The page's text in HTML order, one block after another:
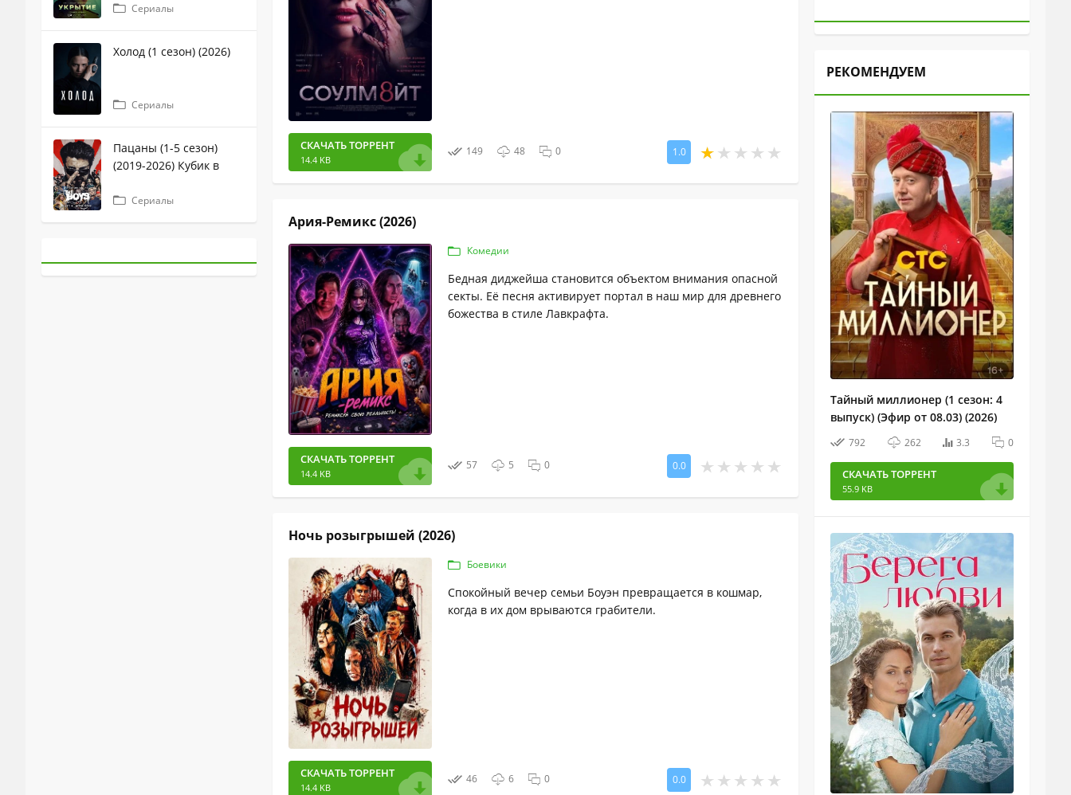
Сериалы
Холод (1 сезон) (2026)
Сериалы
Пацаны (1-5 сезон)
(2019-2026) Кубик в
Сериалы
СКАЧАТЬ ТОРРЕНТ
14.4 KB
149 48 0 1.0
Ария-Ремикс (2026)
СКАЧАТЬ ТОРРЕНТ
14.4 KB
Комедии
Бедная диджейша становится объектом внимания опасной
секты. Её песня активирует портал в наш мир для древнего
божества в стиле Лавкрафта.
57 5 0 0.0
Ночь розыгрышей (2026)
СКАЧАТЬ ТОРРЕНТ
14.4 KB
Боевики
Спокойный вечер семьи Боуэн превращается в кошмар,
когда в их дом врываются грабители.
46 6 0 0.0
РЕКОМЕНДУЕМ
Тайный миллионер (1 сезон: 4
выпуск) (Эфир от 08.03) (2026)
792 262 3.3 0
СКАЧАТЬ ТОРРЕНТ
55.9 KB